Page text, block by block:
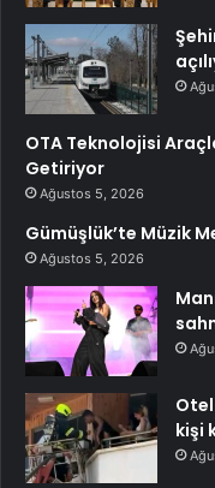
OTA Teknolojisi
Getiriyor
Ağustos 5, 2026
Gümüşlük’te Müzik
Ağustos 5, 2026
kişi